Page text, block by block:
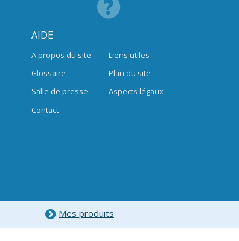
AIDE
A propos du site
Glossaire
Salle de presse
Contact
Liens utiles
Plan du site
Aspects légaux
Mes produits